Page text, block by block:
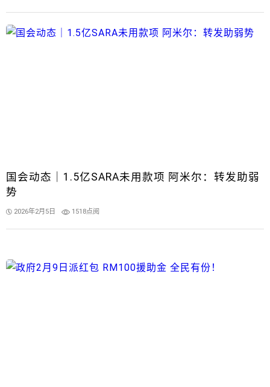
国会动态｜1.5亿SARA未用款项 阿米尔：转发助弱
势
2026年2月5日 1518点阅